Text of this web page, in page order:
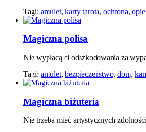
Tagi: amulet, karty tarota, ochrona,
Magiczna polisa
Nie wypłacą ci odszkodowania za
Tagi: amulet, bezpieczeństwo, dom,
Magiczna biżuteria
Nie trzeba mieć artystycznych